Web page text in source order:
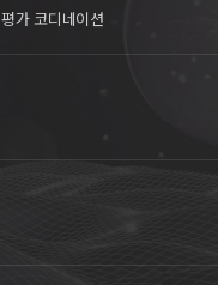
평가 코디네이션